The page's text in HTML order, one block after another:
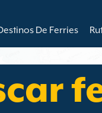
De Ferries